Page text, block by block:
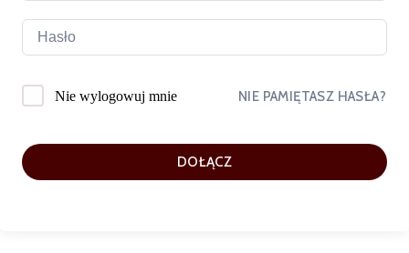
Nie wylogowuj mnie NIE PAMIĘTASZ HASŁA?
DOŁĄCZ